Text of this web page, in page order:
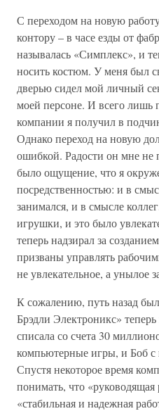
С переходом на новую
контору – в часе езды от
называлась «Симплекс», и
носить костюм. У меня был
дверью сидел мой личный
моей персоне. И всего лишь
компании я получил в
Однако переход на новую
ошибкой. Радости он мне не
было ощущение, что я
посредственностью: и в
занимался, и в смысле
игрушки, и это было
теперь надзирал за
призваны управлять
не увлекательное, а унылое
К сожалению, путь назад
Брэдли Электроникс»
списала со счета 30
компьютерные игры, и Боб с
Спустя некоторое время
понимать, что «руководящая
«стабильная и надежная